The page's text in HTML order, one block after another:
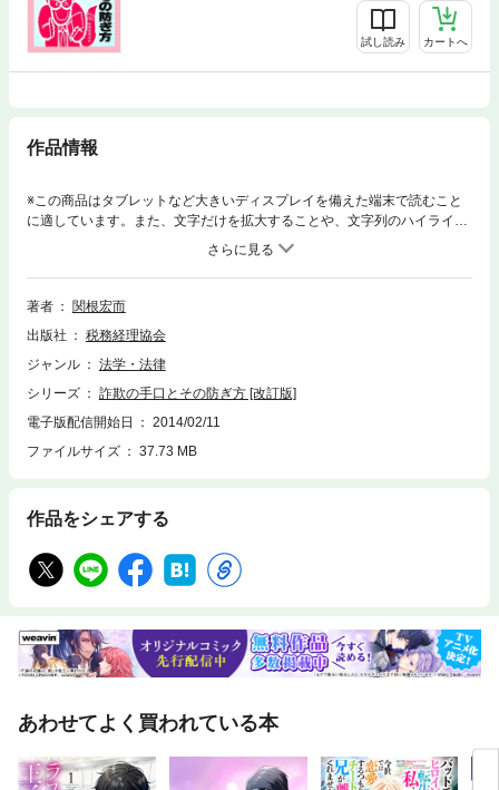
試し読み カートへ
作品情報
※この商品はタブレットなど大きいディスプレイを備えた端末で読むこと
に適しています。また、文字だけを拡大することや、文字列のハイライ
ト、検索、辞書の参照、引用などの機能が使用できません。詐欺にかから
ないためには詐欺の手口を知ることである。商品、手形、証券、クレジッ
トカード、不動産、マルチ、霊感商法など詐欺の手口を豊富な経験を踏ま
えて詳しく解説。
著者
関根宏而
出版社
税務経理協会
ジャンル
法学・法律
シリーズ
詐欺の手口とその防ぎ方 [改訂版]
電子版配信開始日
2014/02/11
ファイルサイズ
37.73 MB
作品をシェアする
あわせてよく買われている本